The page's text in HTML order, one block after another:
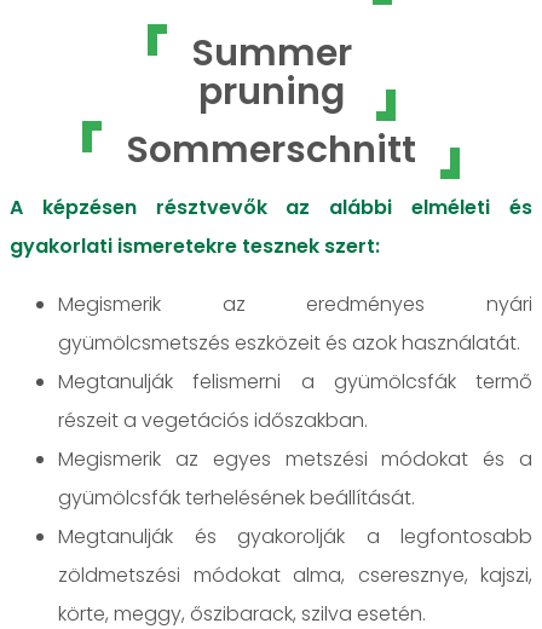
Summer
pruning
Sommerschnitt
A képzésen résztvevők az alábbi elméleti és
gyakorlati ismeretekre tesznek szert:
Megismerik az eredményes nyári
gyümölcsmetszés eszközeit és azok használatát.
Megtanulják felismerni a gyümölcsfák termő
részeit a vegetációs időszakban.
Megismerik az egyes metszési módokat és a
gyümölcsfák terhelésének beállítását.
Megtanulják és gyakorolják a legfontosabb
zöldmetszési módokat alma, cseresznye, kajszi,
körte, meggy, őszibarack, szilva esetén.